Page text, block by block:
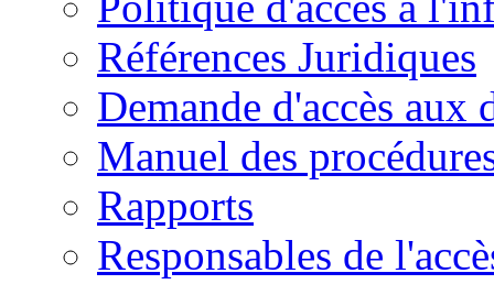
Références Juridiques
Demande d'accès aux
Manuel des
Rapports
Responsables de